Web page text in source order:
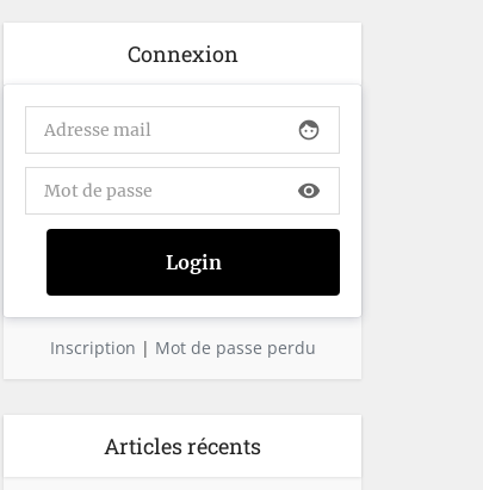
Connexion
face
visibility
Inscription | Mot de passe perdu
Articles récents